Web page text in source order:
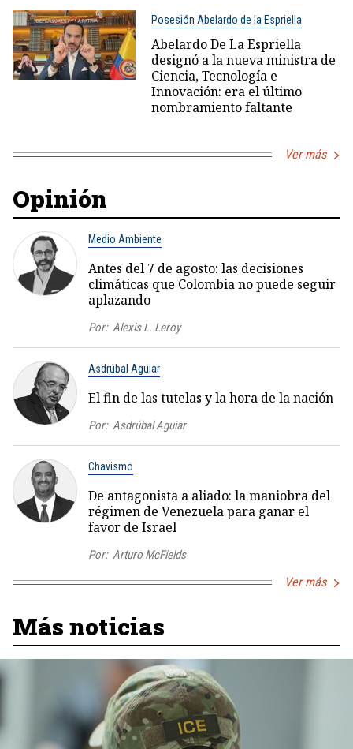
Posesión Abelardo de la Espriella
Abelardo De La Espriella
designó a la nueva ministra de
Ciencia, Tecnología e
Innovación: era el último
nombramiento faltante
Ver más
Opinión
Medio Ambiente
Antes del 7 de agosto: las decisiones
climáticas que Colombia no puede seguir
aplazando
Por: Alexis L. Leroy
Asdrúbal Aguiar
El fin de las tutelas y la hora de la nación
Por: Asdrúbal Aguiar
Chavismo
De antagonista a aliado: la maniobra del
régimen de Venezuela para ganar el
favor de Israel
Por: Arturo McFields
Ver más
Más noticias